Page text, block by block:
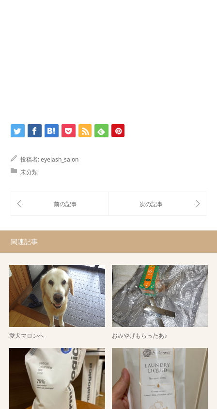
投稿者:eyelash_salon
未分類
関連記事
愛犬マロンへ おみやげもらったあ♪